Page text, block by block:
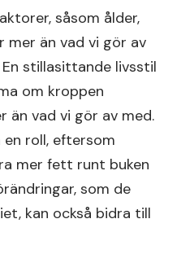
såsom ålder,
mer än vad vi gör av
stillasittande livsstil
om kroppen
än vad vi gör av med.
en roll, eftersom
mer fett runt buken
som de
kan också bidra till